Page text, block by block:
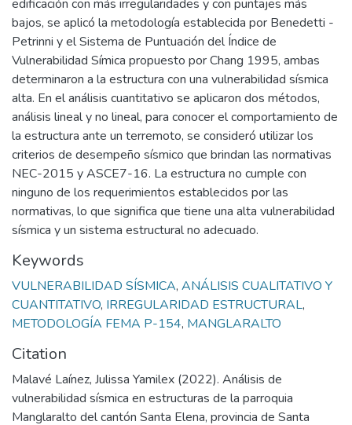
edificación con más irregularidades y con puntajes más
bajos, se aplicó la metodología establecida por Benedetti -
Petrinni y el Sistema de Puntuación del Índice de
Vulnerabilidad Símica propuesto por Chang 1995, ambas
determinaron a la estructura con una vulnerabilidad sísmica
alta. En el análisis cuantitativo se aplicaron dos métodos,
análisis lineal y no lineal, para conocer el comportamiento de
la estructura ante un terremoto, se consideró utilizar los
criterios de desempeño sísmico que brindan las normativas
NEC-2015 y ASCE7-16. La estructura no cumple con
ninguno de los requerimientos establecidos por las
normativas, lo que significa que tiene una alta vulnerabilidad
sísmica y un sistema estructural no adecuado.
Keywords
VULNERABILIDAD SÍSMICA, ANÁLISIS CUALITATIVO Y
CUANTITATIVO, IRREGULARIDAD ESTRUCTURAL,
METODOLOGÍA FEMA P-154, MANGLARALTO
Citation
Malavé Laínez, Julissa Yamilex (2022). Análisis de
vulnerabilidad sísmica en estructuras de la parroquia
Manglaralto del cantón Santa Elena, provincia de Santa